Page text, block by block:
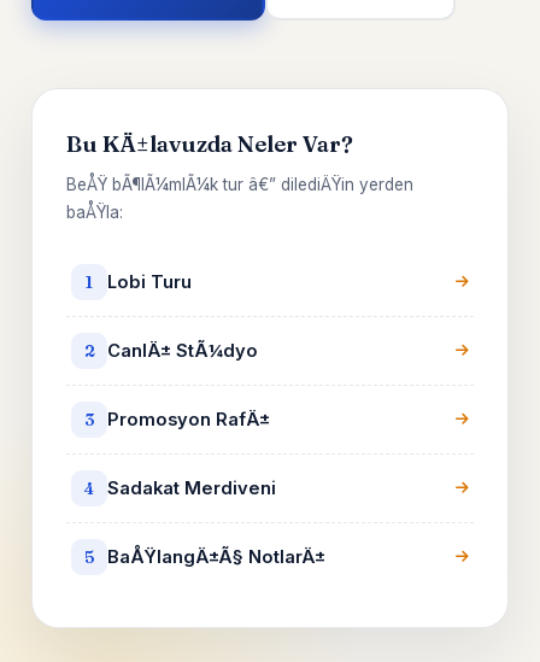
Bu KÄ±lavuzda Neler Var?
BeÅŸ bÃ¶lÃ¼mlÃ¼k tur â€” dilediÄŸin yerden
baÅŸla:
1 Lobi Turu
2 CanlÄ± StÃ¼dyo
3 Promosyon RafÄ±
4 Sadakat Merdiveni
5 BaÅŸlangÄ±Ã§ NotlarÄ±